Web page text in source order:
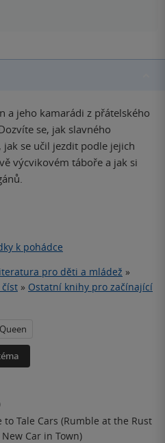
a jeho kamarádi z přátelského
se, jak slavného
se učil jezdit podle jejich
výcvikovém táboře a jak si
k pohádce
pro děti a mládež »
číst » Ostatní knihy pro začínající
to Tale Cars (Rumble at the Rust
New Car in Town)